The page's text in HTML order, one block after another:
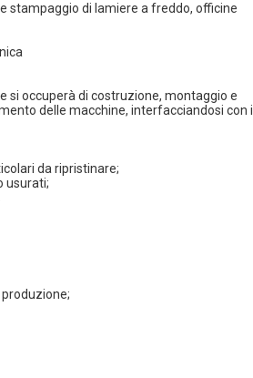
stampaggio di lamiere a freddo, officine
si occuperà di costruzione, montaggio e
delle macchine, interfacciandosi con i
da ripristinare;
usurati;